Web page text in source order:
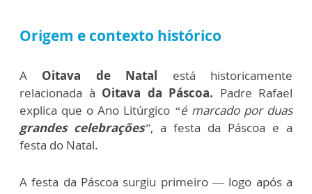
Origem e contexto histórico
A Oitava de Natal está historicamente
relacionada à Oitava da Páscoa. Padre Rafael
explica que o Ano Litúrgico “é marcado por duas
grandes celebrações”, a festa da Páscoa e a
festa do Natal.
A festa da Páscoa surgiu primeiro — logo após a